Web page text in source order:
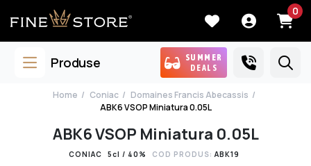
0
Produse
SUMMER
DEALS
Home Coniac
Domaines Francis Abecassis
ABK6 VSOP Miniatura 0.05L
ABK6 VSOP Miniatura 0.05L
CONIAC 5cl / 40% COD PRODUS: ABK19